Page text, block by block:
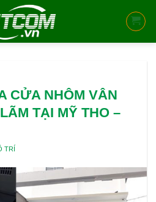
CỬA NHÔM VÂN
TẠI MỸ THO –
TRÍ